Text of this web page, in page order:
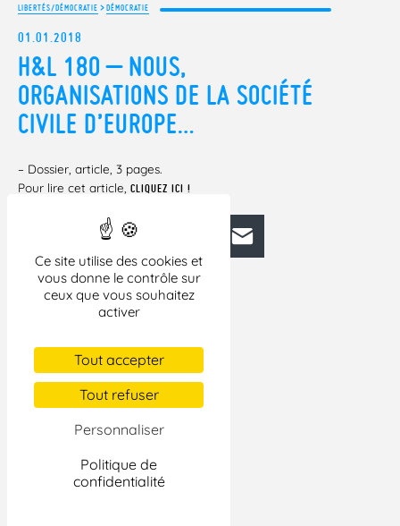
Ce site utilise des cookies et
vous donne le contrôle sur
ceux que vous souhaitez
activer
Tout accepter
Tout refuser
Personnaliser
Politique de
confidentialité
LIBERTÉS/DÉMOCRATIE >DÉMOCRATIE
01.01.2018
H&L 180 – NOUS,
ORGANISATIONS DE LA SOCIÉTÉ
CIVILE D’EUROPE…
– Dossier, article, 3 pages.
Pour lire cet article, CLIQUEZ ICI !
FacebookBlueskyMastodonLinkedIn